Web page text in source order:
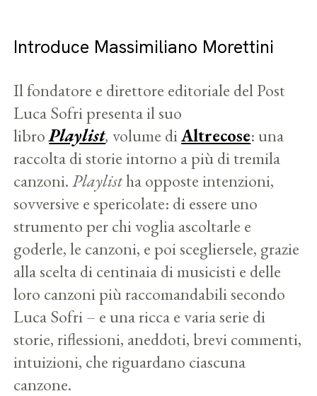
Introduce Massimiliano Morettini
Il fondatore e direttore editoriale del Post
Luca Sofri presenta il suo
libroPlaylist, volume diAltrecose: una
raccolta di storie intorno a più di tremila
canzoni.Playlistha opposte intenzioni,
sovversive e spericolate: di essere uno
strumento per chi voglia ascoltarle e
goderle, le canzoni, e poi scegliersele, grazie
alla scelta di centinaia di musicisti e delle
loro canzoni più raccomandabili secondo
Luca Sofri – e una ricca e varia serie di
storie, riflessioni, aneddoti, brevi commenti,
intuizioni, che riguardano ciascuna
canzone.